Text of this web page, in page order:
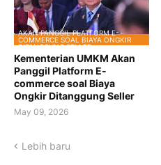
AKAN PANGGIL PLATFORM E-
COMMERCE SOAL BIAYA ONGKIR
DITANGGUNG SELLER
Kementerian UMKM Akan
Panggil Platform E-
commerce soal Biaya
Ongkir Ditanggung Seller
May 09, 2026
Lebih baru